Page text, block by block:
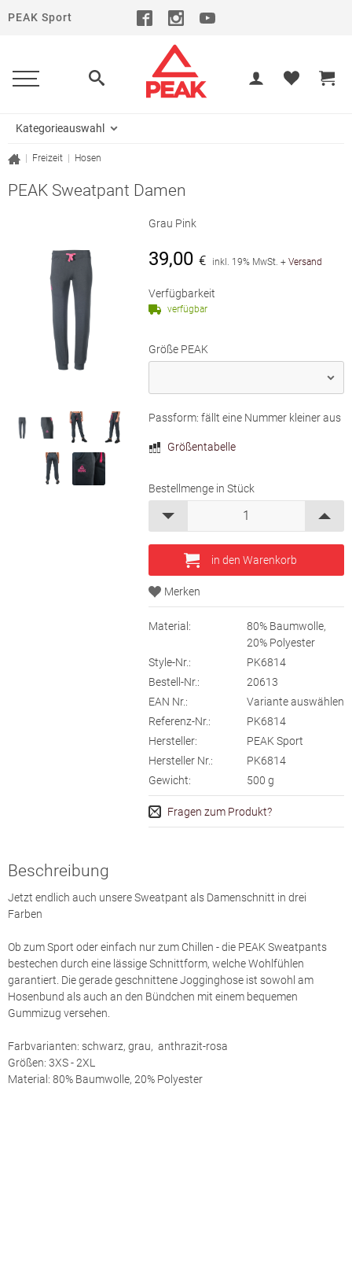
PEAK Sport
Kategorieauswahl
Freizeit Hosen
PEAK Sweatpant Damen
Grau Pink
39,00 € inkl. 19% MwSt. +Versand
Verfügbarkeit
verfügbar
Größe PEAK
Passform: fällt eine Nummer kleiner aus
Größentabelle
Bestellmenge in Stück
Material:
80% Baumwolle,
20% Polyester
Style-Nr.:
PK6814
Bestell-Nr.:
20613
EAN Nr.:
Variante auswählen
Referenz-Nr.:
PK6814
Hersteller:
PEAK Sport
Hersteller Nr.:
PK6814
Gewicht:
500 g
Fragen zum Produkt?
Beschreibung
Jetzt endlich auch unsere Sweatpant als Damenschnitt in drei
Farben
Ob zum Sport oder einfach nur zum Chillen - die PEAK Sweatpants
bestechen durch eine lässige Schnittform, welche Wohlfühlen
garantiert. Die gerade geschnittene Jogginghose ist sowohl am
Hosenbund als auch an den Bündchen mit einem bequemen
Gummizug versehen.
Farbvarianten: schwarz, grau, anthrazit-rosa
Größen: 3XS - 2XL
Material: 80% Baumwolle, 20% Polyester